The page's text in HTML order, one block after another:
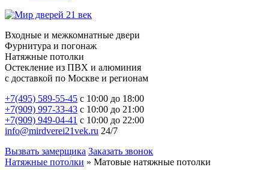
Входные и межкомнатные двери
Фурнитура и погонаж
Натяжные потолки
Остекление из ПВХ и алюминия
с доставкой по Москве и регионам
+7(495) 589-55-45 с 10:00 до 18:00
+7(909) 997-33-43 с 10:00 до 21:00
+7(909) 949-04-41 с 10:00 до 22:00
info@mirdverei21vek.ru 24/7
Вызвать замерщика Заказать звонок
Натяжные потолки » Матовые натяжные потолки